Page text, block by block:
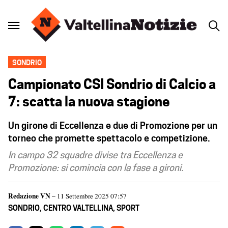
SONDRIO
Campionato CSI Sondrio di Calcio a
7: scatta la nuova stagione
Un girone di Eccellenza e due di Promozione per un
torneo che promette spettacolo e competizione.
In campo 32 squadre divise tra Eccellenza e
Promozione: si comincia con la fase a gironi.
Redazione VN– 11 Settembre 2025 07:57
SONDRIO, CENTRO VALTELLINA, SPORT